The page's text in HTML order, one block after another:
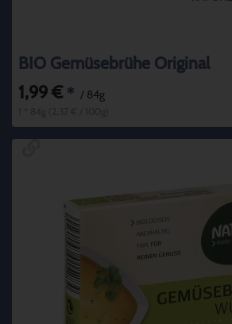
BIO Gemüsebrühe Original
1,99 € * / 84g